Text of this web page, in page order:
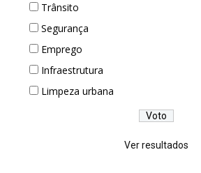
Trânsito
Segurança
Emprego
Infraestrutura
Limpeza urbana
Ver resultados